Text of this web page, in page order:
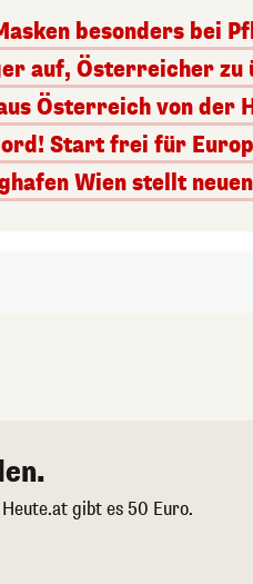
besonders bei
auf, Österreicher zu
Österreich von der
Start frei für
Wien stellt
gibt es 50 Euro.